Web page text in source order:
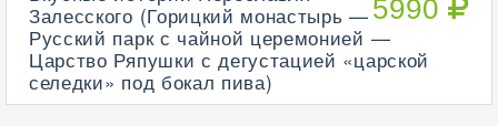
5990
Залесского (Горицкий монастырь —
Русский парк с чайной церемонией —
Царство Ряпушки с дегустацией «царской
селедки» под бокал пива)